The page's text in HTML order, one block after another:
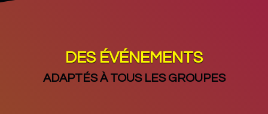
DES ÉVÉNEMENTS
ADAPTÉS À TOUS LES GROUPES